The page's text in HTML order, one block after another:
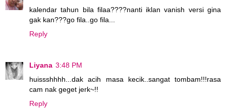
kalendar tahun bila filaa????nanti iklan vanish versi gina
gak kan???go fila..go fila...
Reply
Liyana 3:48 PM
huissshhhh...dak acih masa kecik..sangat tombam!!!rasa
cam nak geget jerk~!!
Reply